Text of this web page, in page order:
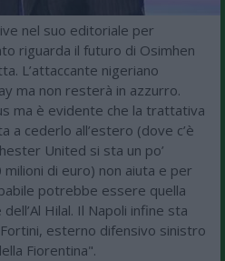
nel suo editoriale per
riguarda il futuro di Osimhen
L’attaccante nigeriano
ma non resterà in azzurro.
ma è evidente che la trattativa
a cederlo all’estero (dove c’è
United si sta un po’
di euro) non aiuta e per
potrebbe essere quella
Hilal. Il Napoli infine sta
esterno difensivo sinistro
Fiorentina".